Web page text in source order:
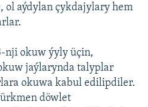
ol aýdylan çykdajylary hem
nji okuw ýyly üçin,
jaýlarynda talyplar
okuwa kabul edilipdiler.
döwlet